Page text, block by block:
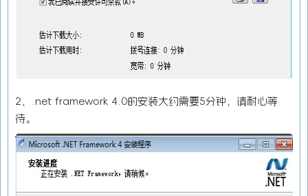
2、.net framework 4.0的安装大约需要5分钟，请耐心等
待。